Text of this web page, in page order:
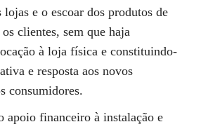
lojas e o escoar dos produtos de
clientes, sem que haja
à loja física e constituindo-
e resposta aos novos
consumidores.
apoio financeiro à instalação e